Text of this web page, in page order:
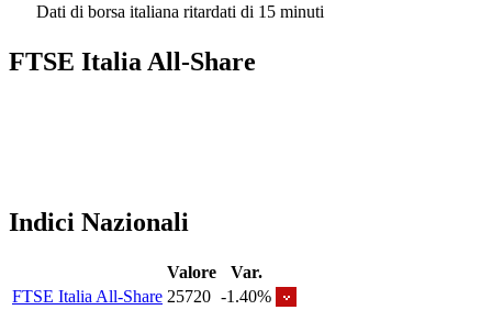
Dati di borsa italiana ritardati di 15 minuti
FTSE Italia All-Share
Indici Nazionali
Valore
Var.
FTSE Italia All-Share 25720 -1.40%